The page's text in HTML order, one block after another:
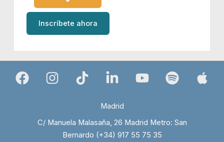
Inscríbete ahora
Madrid
C/ Manuela Malasaña, 26 Madrid Metro: San
Bernardo (+34) 917 55 75 35